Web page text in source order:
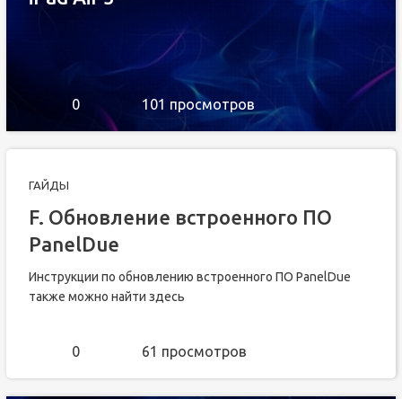
0 101 просмотров
ГАЙДЫ
F. Обновление встроенного ПО
PanelDue
Инструкции по обновлению встроенного ПО PanelDue
также можно найти здесь
0 61 просмотров